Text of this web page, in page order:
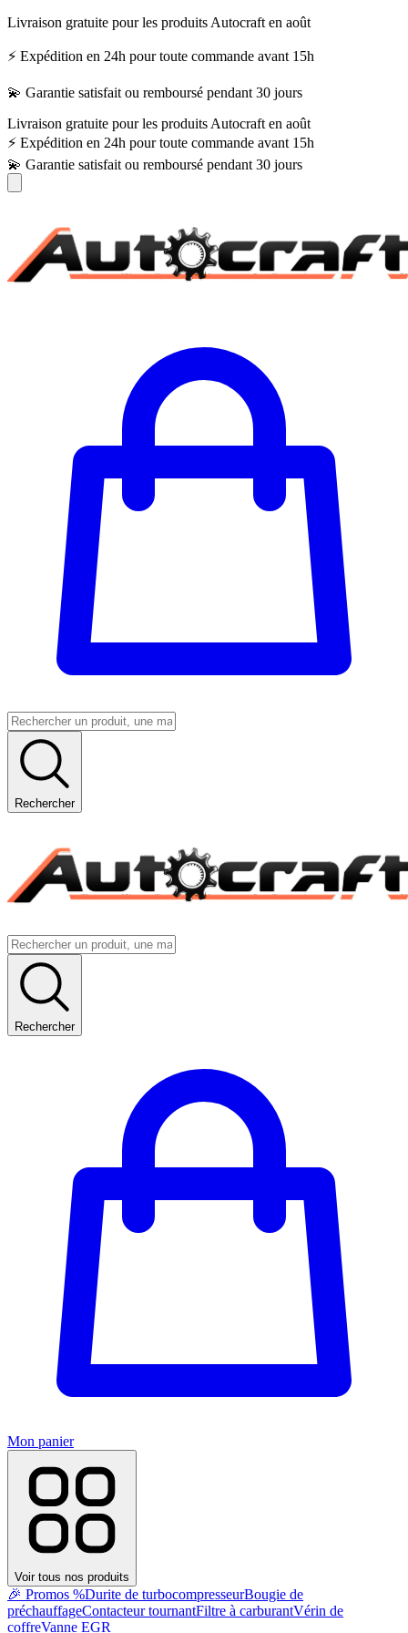
Livraison gratuite pour les produits Autocraft en août
⚡ Expédition en 24h pour toute commande avant 15h
💫 Garantie satisfait ou remboursé pendant 30 jours
Livraison gratuite pour les produits Autocraft en août
⚡ Expédition en 24h pour toute commande avant 15h
💫 Garantie satisfait ou remboursé pendant 30 jours
Rechercher
Rechercher
Mon panier
Voir tous nos produits
🎉 Promos %Durite de turbocompresseurBougie de
préchauffageContacteur tournantFiltre à carburantVérin de
coffreVanne EGR